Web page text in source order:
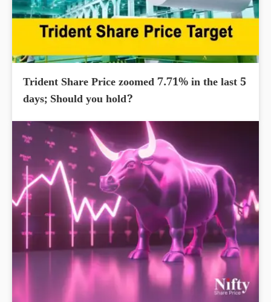
Trident Share Price zoomed 7.71% in the last 5
days; Should you hold?